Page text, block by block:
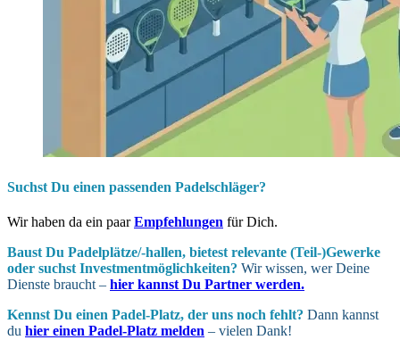
Suchst Du einen passenden Padelschläger?
Wir haben da ein paarEmpfehlungen für Dich.
Baust Du Padel­plätze/-hallen, bietest relevante (Teil-)Gewerke
oder suchst In­vest­ment­möglich­keiten? Wir wissen, wer Deine
Dienste braucht – hier kannst Du Partner werden.
Kennst Du einen Padel-Platz, der uns noch fehlt? Dann kannst
du hier einen Padel-Platz melden – vielen Dank!